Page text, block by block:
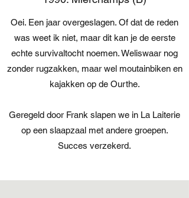
Oei. Een jaar overgeslagen. Of dat de reden
was weet ik niet, maar dit kan je de eerste
echte survivaltocht noemen. Weliswaar nog
zonder rugzakken, maar wel moutainbiken en
kajakken op de Ourthe.
Geregeld door Frank slapen we in La Laiterie
op een slaapzaal met andere groepen.
Succes verzekerd.